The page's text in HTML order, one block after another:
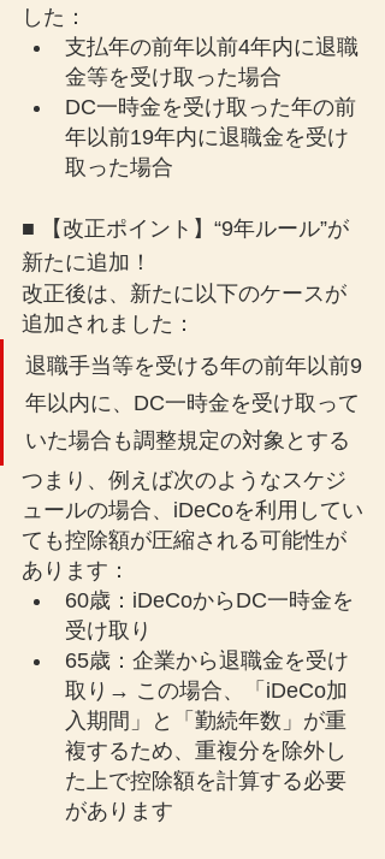
した：
支払年の前年以前4年内に退職
金等を受け取った場合
DC一時金を受け取った年の前
年以前19年内に退職金を受け
取った場合
■ 【改正ポイント】“9年ルール”が
新たに追加！
改正後は、新たに以下のケースが
追加されました：
退職手当等を受ける年の前年以前9
年以内に、DC一時金を受け取って
いた場合も調整規定の対象とする
つまり、例えば次のようなスケジ
ュールの場合、iDeCoを利用してい
ても控除額が圧縮される可能性が
あります：
60歳：iDeCoからDC一時金を
受け取り
65歳：企業から退職金を受け
取り→ この場合、「iDeCo加
入期間」と「勤続年数」が重
複するため、重複分を除外し
た上で控除額を計算する必要
があります